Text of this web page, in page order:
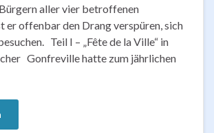
aller vier betroffenen
er offenbar den Drang verspüren, sich
Teil I – „Fête de la Ville“ in
Gonfreville hatte zum jährlichen